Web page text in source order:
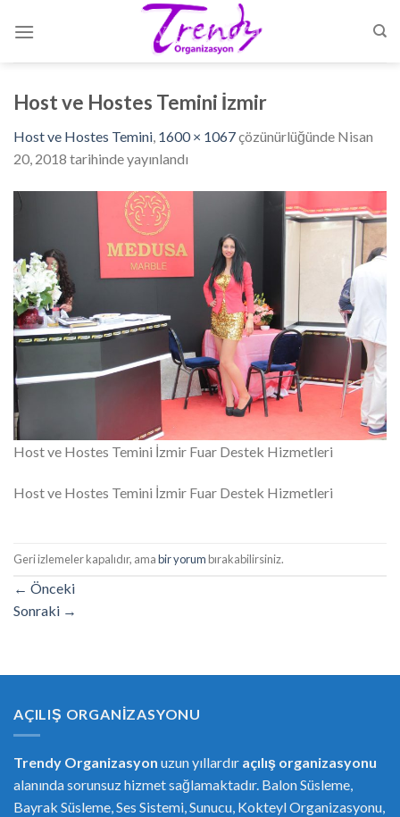
Host ve Hostes Temini İzmir
Host ve Hostes Temini, 1600 × 1067çözünürlüğünde Nisan
20, 2018 tarihinde yayınlandı
Host ve Hostes Temini İzmir Fuar Destek Hizmetleri
Host ve Hostes Temini İzmir Fuar Destek Hizmetleri
Geri izlemeler kapalıdır, amabir yorumbırakabilirsiniz.
← Önceki
Sonraki →
AÇILIŞ ORGANIZASYONU
Trendy Organizasyon uzun yıllardır açılış organizasyonu
alanında sorunsuz hizmet sağlamaktadır. Balon Süsleme,
Bayrak Süsleme, Ses Sistemi, Sunucu, Kokteyl Organizasyonu,